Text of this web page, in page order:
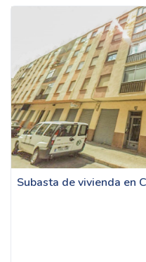
Subasta de vivienda en